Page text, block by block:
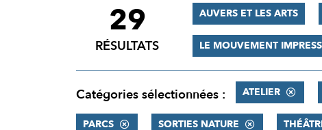
FILTRER
RÉSULTATS
29
RÉSULTATS
AUVERS ET LES ARTS
LE MOUVEMENT
Catégories sélectionnées : ATELIER
PARCS SORTIES NATURE